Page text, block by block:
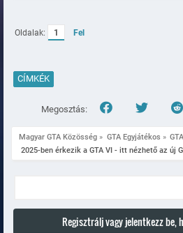
Oldalak: 1
Fel
CÍMKÉK
Megosztás:
Magyar GTA Közösség » GTA Egyjátékos »
2025-ben érkezik a GTA VI - itt nézhető az új
Regisztrálj vagy jelentkezz be,